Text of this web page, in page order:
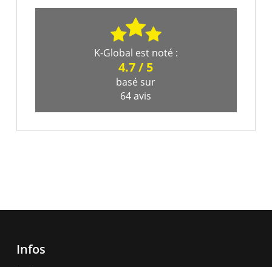
K-Global est noté :
4.7/ 5
basé sur
64avis
Infos